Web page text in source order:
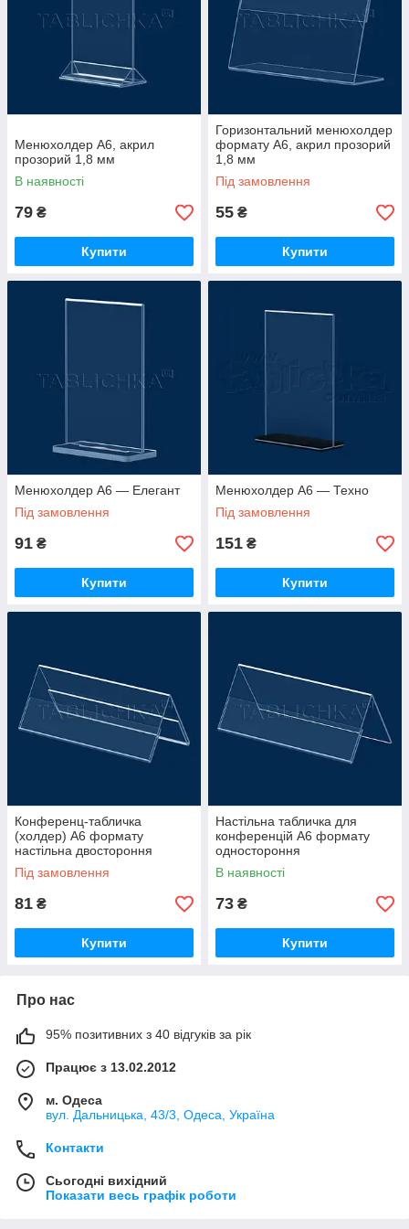
Менюхолдер А6, акрил
прозорий 1,8 мм
В наявності
79 ₴
Купити
Горизонтальний менюхолдер
формату А6, акрил прозорий
1,8 мм
Під замовлення
55 ₴
Купити
Менюхолдер А6 — Елегант
Під замовлення
91 ₴
Купити
Менюхолдер А6 — Техно
Під замовлення
151 ₴
Купити
Конференц-табличка
(холдер) А6 формату
настільна двостороння
Під замовлення
81 ₴
Купити
Настільна табличка для
конференцій А6 формату
одностороння
В наявності
73 ₴
Купити
Про нас
95% позитивних з 40 відгуків за рік
Працює з 13.02.2012
м. Одеса
вул. Дальницька, 43/3, Одеса, Україна
Контакти
Сьогодні вихідний
Показати весь графік роботи